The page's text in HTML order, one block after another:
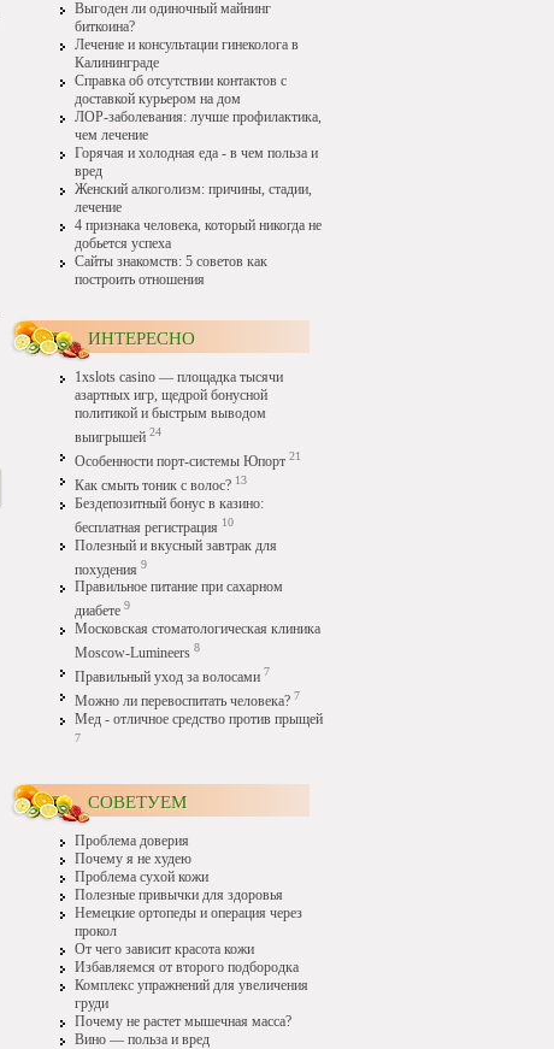
Выгоден ли одиночный майнинг
биткоина?
Лечение и консультации гинеколога в
Калининграде
Справка об отсутствии контактов с
доставкой курьером на дом
ЛОР-заболевания: лучше профилактика,
чем лечение
Горячая и холодная еда - в чем польза и
вред
Женский алкоголизм: причины, стадии,
лечение
4 признака человека, который никогда не
добьется успеха
Сайты знакомств: 5 советов как
построить отношения
ИНТЕРЕСНО
1xslots casino — площадка тысячи
азартных игр, щедрой бонусной
политикой и быстрым выводом
выигрышей 24
Особенности порт-системы Юпорт 21
Как смыть тоник с волос? 13
Бездепозитный бонус в казино:
бесплатная регистрация 10
Полезный и вкусный завтрак для
похудения 9
Правильное питание при сахарном
диабете 9
Московская стоматологическая клиника
Moscow-Lumineers 8
Правильный уход за волосами 7
Можно ли перевоспитать человека? 7
Мед - отличное средство против прыщей
7
СОВЕТУЕМ
Проблема доверия
Почему я не худею
Проблема сухой кожи
Полезные привычки для здоровья
Немецкие ортопеды и операция через
прокол
От чего зависит красота кожи
Избавляемся от второго подбородка
Комплекс упражнений для увеличения
груди
Почему не растет мышечная масса?
Вино — польза и вред